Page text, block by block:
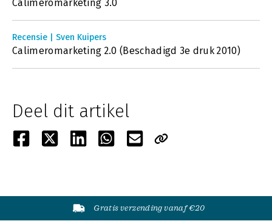
Calimeromarketing 3.0
Recensie | Sven Kuipers
Calimeromarketing 2.0 (Beschadigd 3e druk 2010)
Deel dit artikel
Gratis verzending vanaf €20